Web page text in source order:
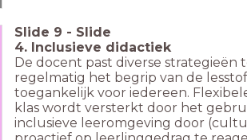
Slide 9 - Slide
4. Inclusieve didactiek
De docent past diverse
regelmatig het begrip van de
toegankelijk voor iedereen.
klas wordt versterkt door het
inclusieve leeromgeving door